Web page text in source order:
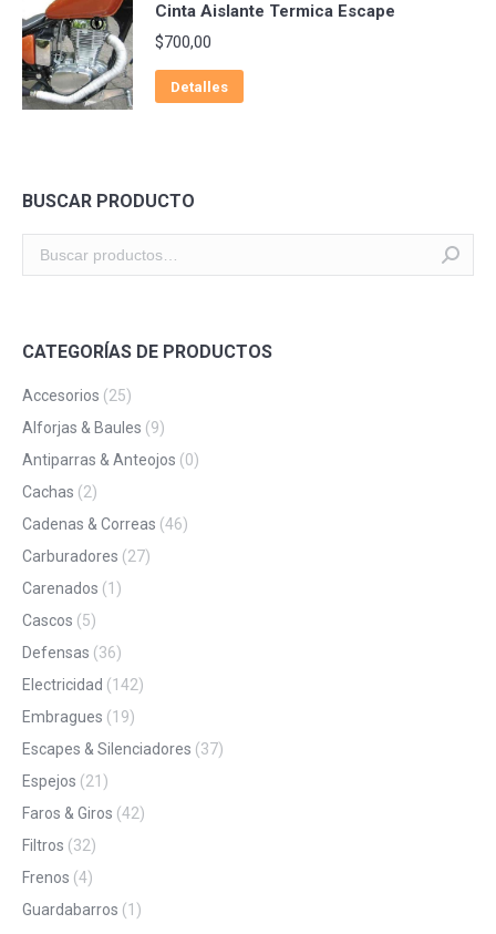
Cinta Aislante Termica Escape
$700,00
Detalles
BUSCAR PRODUCTO
CATEGORÍAS DE PRODUCTOS
Accesorios (25)
Alforjas & Baules (9)
Antiparras & Anteojos (0)
Cachas (2)
Cadenas & Correas (46)
Carburadores (27)
Carenados (1)
Cascos (5)
Defensas (36)
Electricidad (142)
Embragues (19)
Escapes & Silenciadores (37)
Espejos (21)
Faros & Giros (42)
Filtros (32)
Frenos (4)
Guardabarros (1)